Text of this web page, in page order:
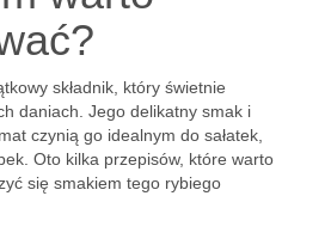
składnik, który świetnie
daniach. Jego delikatny smak i
czynią go idealnym do sałatek,
Oto kilka przepisów, które warto
się smakiem tego rybiego